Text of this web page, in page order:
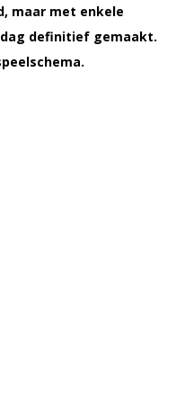
maar met enkele
definitief gemaakt.